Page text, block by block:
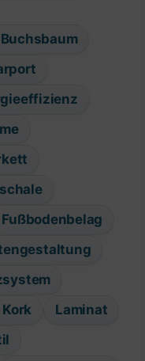
Buchsbaum
Fußbodenbelag
Kork
Laminat